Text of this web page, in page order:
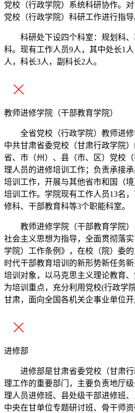
党校（行政学院）系统科研协作。
党校（行政学院）科研工作进行指导
科研处下设四个科室：规划科
科。现有工作人员9人，其中处长1
人，科长3人，副科长2人。
教师进修学院（干部教育学院）
全省党校（行政学院）教师进
中共甘肃省委党校（甘肃行政学院
省、市（州）、县（市、区）党校
理人员的进修培训工作；负责承接
培训工作，开展与其他省市和国（
培训工作。学院现有工作人员13名
修科、干部教育科等3个职能科室。
教师进修学院（干部教育学院
社会主义思想为指导，全面贯彻落
学院）工作条例》，在校（院）委
时代干部教育培训的新形势新任务
培训对象，以马克思主义理论教育
为培训重点，充分利用党校(行政学
甘肃，面向全国各机关企事业单位开
进修部
进修部是甘肃省委党校（甘肃
理工作的重要部门，主要负责地厅
理人员进修班、县处级干部进修班、
中央在甘单位专题研讨班、骨干师